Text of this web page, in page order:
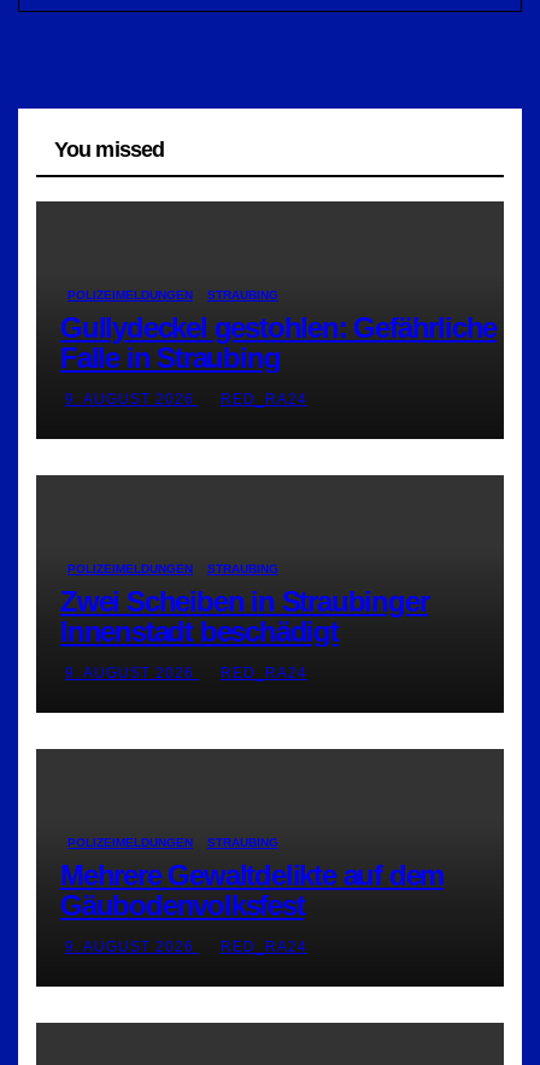
You missed
POLIZEIMELDUNGEN STRAUBING
Gullydeckel gestohlen: Gefährliche
Falle in Straubing
9. AUGUST 2026 RED_RA24
POLIZEIMELDUNGEN STRAUBING
Zwei Scheiben in Straubinger
Innenstadt beschädigt
9. AUGUST 2026 RED_RA24
POLIZEIMELDUNGEN STRAUBING
Mehrere Gewaltdelikte auf dem
Gäubodenvolksfest
9. AUGUST 2026 RED_RA24